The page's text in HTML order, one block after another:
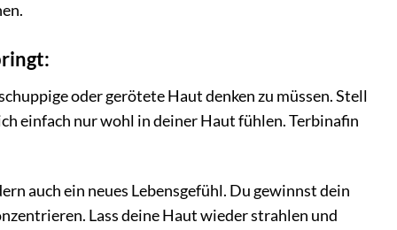
oder gerötete Haut denken zu müssen. Stell
einfach nur wohl in deiner Haut fühlen. Terbinafin
auch ein neues Lebensgefühl. Du gewinnst dein
Lass deine Haut wieder strahlen und